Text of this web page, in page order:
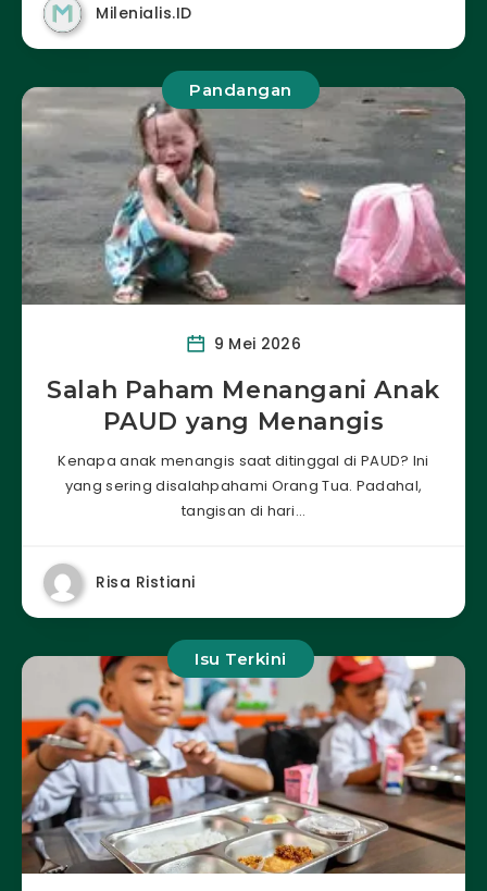
Milenialis.ID
Pandangan
9 Mei 2026
Salah Paham Menangani Anak
PAUD yang Menangis
Kenapa anak menangis saat ditinggal di PAUD? Ini
yang sering disalahpahami Orang Tua. Padahal,
tangisan di hari…
Risa Ristiani
Isu Terkini